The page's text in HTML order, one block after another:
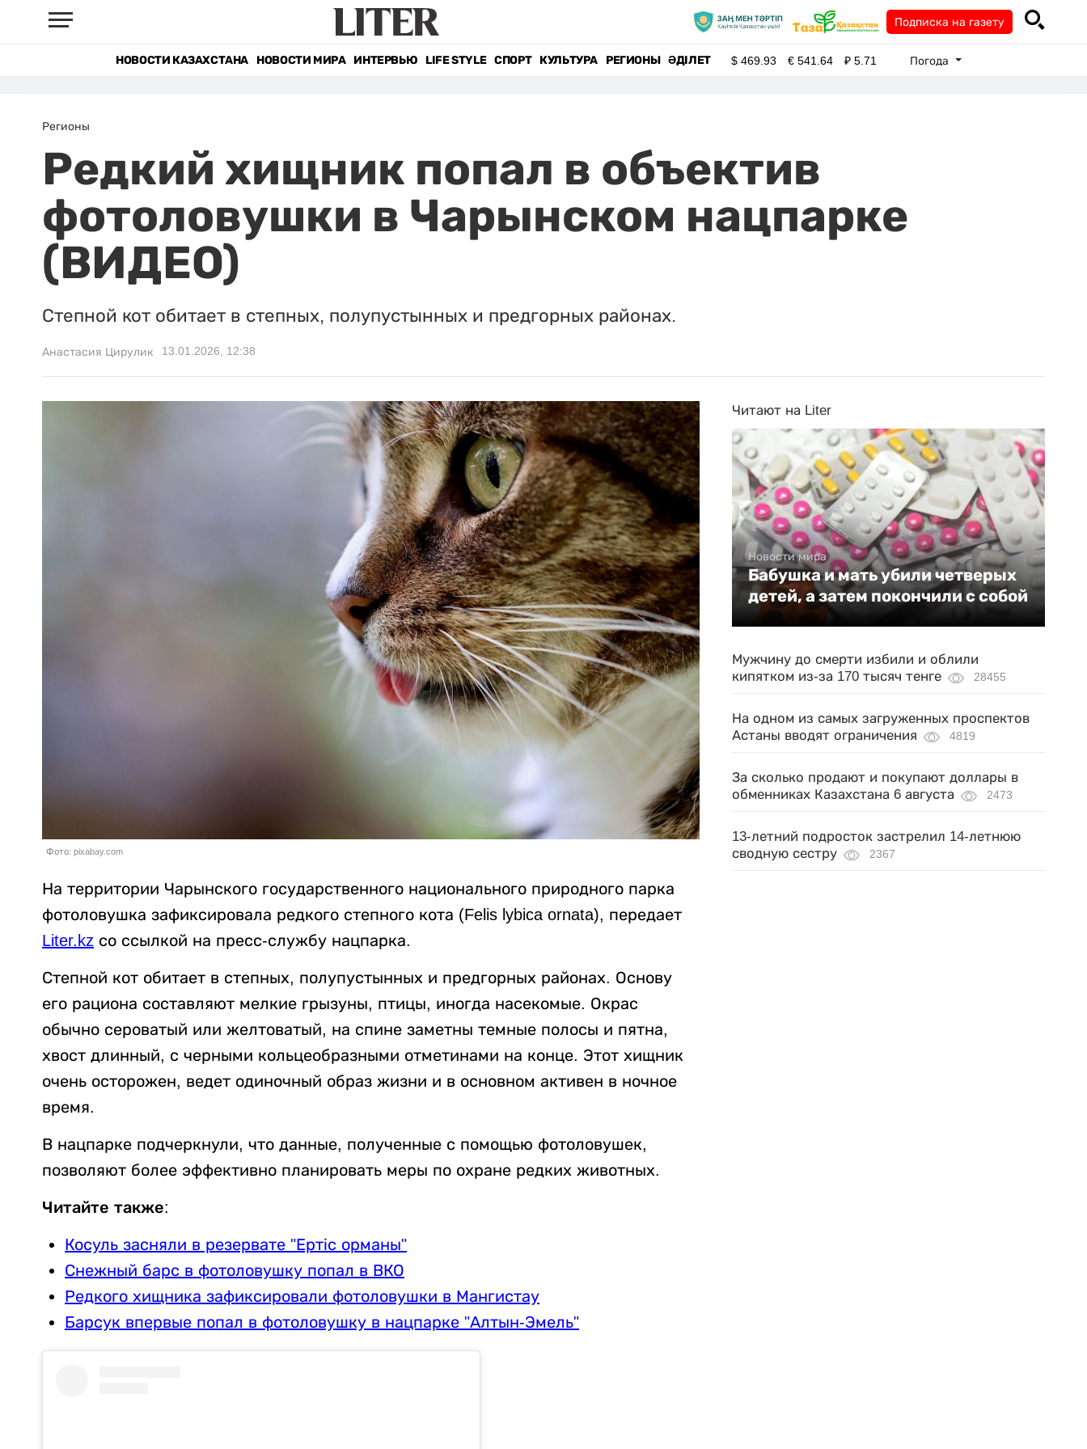
Подписка на газету
НОВОСТИ КАЗАХСТАНА НОВОСТИ МИРА ИНТЕРВЬЮ LIFE STYLE СПОРТ КУЛЬТУРА РЕГИОНЫ ӘДІЛЕТ $469.93 €541.64 ₽5.71 Погода
Регионы
Редкий хищник попал в объектив
фотоловушки в Чарынском нацпарке
(ВИДЕО)
Степной кот обитает в степных, полупустынных и предгорных районах.
Анастасия Цирулик 13.01.2026, 12:38
Фото: pixabay.com
На территории Чарынского государственного национального природного парка
фотоловушка зафиксировала редкого степного кота (Felis lybica ornata), передает
Liter.kz со ссылкой на пресс-службу нацпарка.
Степной кот обитает в степных, полупустынных и предгорных районах. Основу
его рациона составляют мелкие грызуны, птицы, иногда насекомые. Окрас
обычно сероватый или желтоватый, на спине заметны темные полосы и пятна,
хвост длинный, с черными кольцеобразными отметинами на конце. Этот хищник
очень осторожен, ведет одиночный образ жизни и в основном активен в ночное
время.
В нацпарке подчеркнули, что данные, полученные с помощью фотоловушек,
позволяют более эффективно планировать меры по охране редких животных.
Читайте также:
Косуль засняли в резервате "Ертіс орманы"
Снежный барс в фотоловушку попал в ВКО
Редкого хищника зафиксировали фотоловушки в Мангистау
Барсук впервые попал в фотоловушку в нацпарке "Алтын-Эмель"
Читают на Liter
Новости мира
Бабушка и мать убили четверых
детей, а затем покончили с собой
Мужчину до смерти избили и облили
кипятком из-за 170 тысяч тенге
28455
На одном из самых загруженных проспектов
Астаны вводят ограничения
4819
За сколько продают и покупают доллары в
обменниках Казахстана 6 августа
2473
13-летний подросток застрелил 14-летнюю
сводную сестру
2367